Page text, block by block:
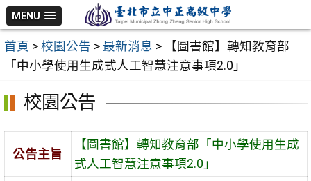
跳
至
主
MENU
首頁 > 校園公告 > 最新消息 >
【圖書館】轉知教育部
「中小學使用生成式人工智慧注意事項2.0」
校園公告
公告主旨
【圖書館】轉知教育部「中小學使用生成
式人工智慧注意事項2.0」